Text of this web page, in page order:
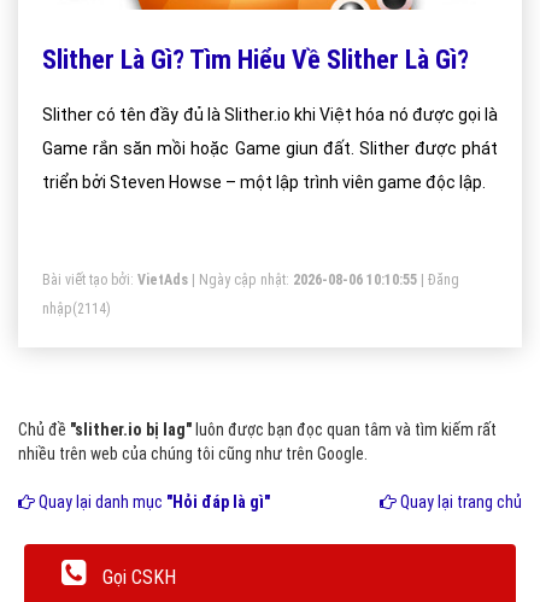
Slither Là Gì? Tìm Hiểu Về Slither Là Gì?
Slither có tên đầy đủ là Slither.io khi Việt hóa nó được gọi là
Game rắn săn mồi hoặc Game giun đất. Slither được phát
triển bởi Steven Howse – một lập trình viên game độc lập.
Bài viết tạo bởi: VietAds | Ngày cập nhật: 2026-08-06 10:10:55
Đăng
nhập(2114)
Chủ đề "slither.io bị lag" luôn được bạn đọc quan tâm và tìm kiếm rất
nhiều trên web của chúng tôi cũng như trên Google.
Quay lại danh mục "Hỏi đáp là gì" Quay lại trang chủ
Gọi CSKH